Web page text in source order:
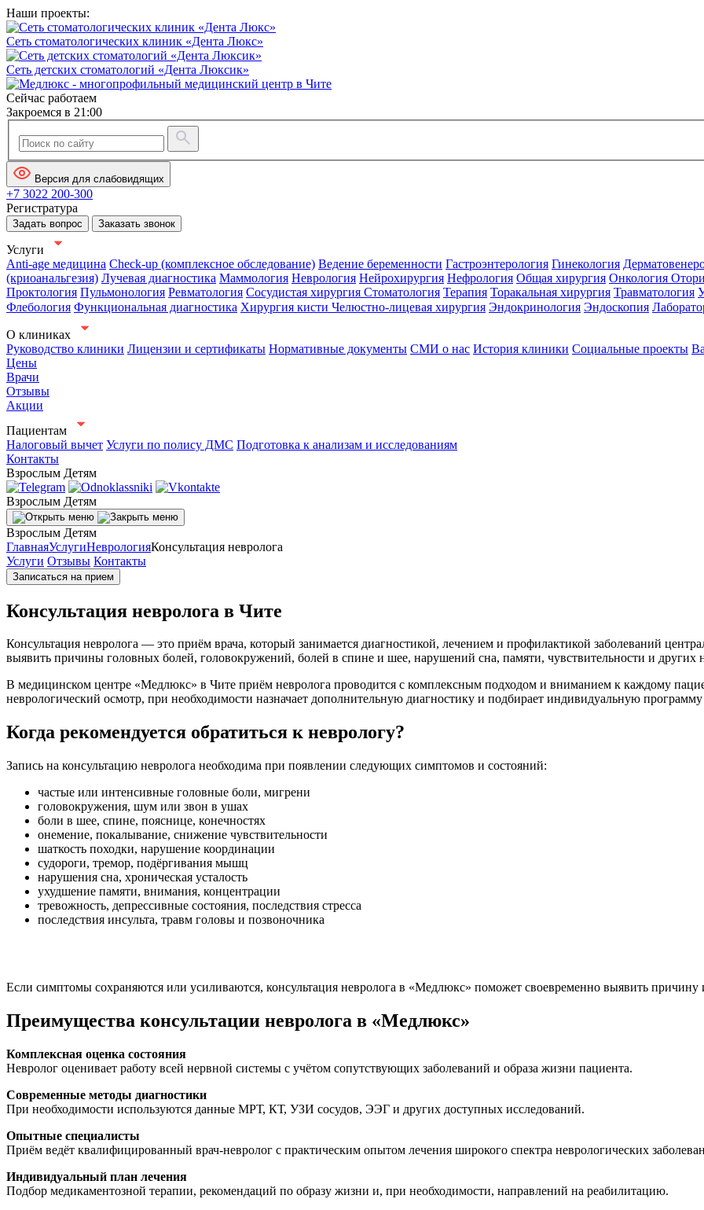
Наши проекты:
Сеть стоматологических клиник «Дента Люкс»
Сеть детских стоматологий «Дента Люксик»
Сейчас работаем
Закроемся в 21:00
Версия для слабовидящих
+7 3022 200-300
Регистратура
Задать вопрос Заказать звонок
Услуги
Anti-age медицина Check-up (комплексное обследование) Ведение беременности Гастроэнтерология Гинекология
(криоанальгезия) Лучевая диагностика Маммология Неврология Нейрохирургия Нефрология Общая хирургия Онкология
Проктология Пульмонология Ревматология Сосудистая хирургия Стоматология Терапия Торакальная хирургия Травматология
Флебология Функциональная диагностика Хирургия кисти Челюстно-лицевая хирургия Эндокринология Эндоскопия
О клиниках
Руководство клиники Лицензии и сертификаты Нормативные документы СМИ о нас История клиники Социальные проекты
Цены
Врачи
Отзывы
Акции
Пациентам
Налоговый вычет Услуги по полису ДМС Подготовка к анализам и исследованиям
Контакты
Взрослым Детям
Взрослым Детям
Взрослым Детям
ГлавнаяУслугиНеврологияКонсультация невролога
Услуги Отзывы Контакты
Записаться на прием
Консультация невролога в Чите
Консультация невролога — это приём врача, который занимается диагностикой, лечением и профилактикой заболеваний
выявить причины головных болей, головокружений, болей в спине и шее, нарушений сна, памяти, чувствительности и
В медицинском центре «Медлюкс» в Чите приём невролога проводится с комплексным подходом и вниманием к каждому
неврологический осмотр, при необходимости назначает дополнительную диагностику и подбирает индивидуальную
Когда рекомендуется обратиться к неврологу?
Запись на консультацию невролога необходима при появлении следующих симптомов и состояний:
частые или интенсивные головные боли, мигрени
головокружения, шум или звон в ушах
боли в шее, спине, пояснице, конечностях
онемение, покалывание, снижение чувствительности
шаткость походки, нарушение координации
судороги, тремор, подёргивания мышц
нарушения сна, хроническая усталость
ухудшение памяти, внимания, концентрации
тревожность, депрессивные состояния, последствия стресса
последствия инсульта, травм головы и позвоночника
Если симптомы сохраняются или усиливаются, консультация невролога в «Медлюкс» поможет своевременно выявить причину
Преимущества консультации невролога в «Медлюкс»
Комплексная оценка состояния
Невролог оценивает работу всей нервной системы с учётом сопутствующих заболеваний и образа жизни пациента.
Современные методы диагностики
При необходимости используются данные МРТ, КТ, УЗИ сосудов, ЭЭГ и других доступных исследований.
Опытные специалисты
Приём ведёт квалифицированный врач-невролог с практическим опытом лечения широкого спектра неврологических
Индивидуальный план лечения
Подбор медикаментозной терапии, рекомендаций по образу жизни и, при необходимости, направлений на реабилитацию.